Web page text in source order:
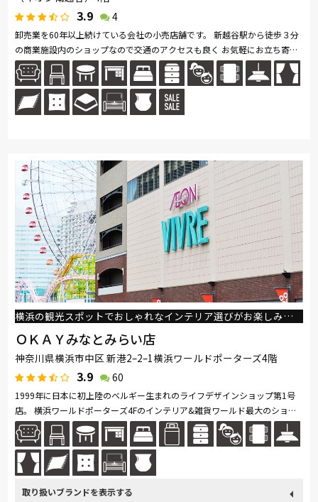
3.9 4
卸売業を60年以上続けている会社の小売店舗です。 新越谷駅から徒歩３分
の商業施設内のショップなので交通のアクセスも良く お気軽にお立ち寄り
頂けます。 展示商品以外にもカタログ等で豊富な商品の中からお取り...続
きを読む
横浜の観光スポットでおしゃれなインテリア選びがお楽しみいただけます。
ＯＫＡＹみなとみらい店
神奈川県横浜市中区 新港2–2–1横浜ワールドポーターズ4階
3.9 60
1999年に日本に初上陸のベルギー生まれのライフデザインショップ第1号
店。 横浜ワールドポーターズ4Fのインテリア&雑貨ワールド最大のショッ
プです。 世界のベッド シモンズをはじめとして、上質な家具インテリア...
続きを読む